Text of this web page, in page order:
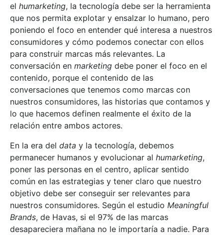
el humarketing, la tecnología debe ser la herramienta
que nos permita explotar y ensalzar lo humano, pero
poniendo el foco en entender qué interesa a nuestros
consumidores y cómo podemos conectar con ellos
para construir marcas más relevantes. La
conversación en marketing debe poner el foco en el
contenido, porque el contenido de las
conversaciones que tenemos como marcas con
nuestros consumidores, las historias que contamos y
lo que hacemos definen realmente el éxito de la
relación entre ambos actores.
En la era del data y la tecnología, debemos
permanecer humanos y evolucionar al humarketing,
poner las personas en el centro, aplicar sentido
común en las estrategias y tener claro que nuestro
objetivo debe ser conseguir ser relevantes para
nuestros consumidores. Según el estudio Meaningful
Brands, de Havas, si el 97% de las marcas
desapareciera mañana no le importaría a nadie. Para